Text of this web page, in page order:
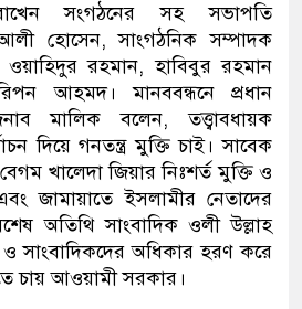
সংগঠনের সহ সভাপতি
হোসেন, সাংগঠনিক সম্পাদক
রহমান, হাবিবুর রহমান
আহমদ। মানববন্ধনে প্রধান
মালিক বলেন, তত্ত্বাবধায়ক
দিয়ে গনতন্ত্র মুক্তি চাই। সাবেক
বেগম খালেদা জিয়ার নিঃশর্ত মুক্তি ও
জামায়াতে ইসলামীর নেতাদের
অতিথি সাংবাদিক ওলী উল্লাহ
সাংবাদিকদের অধিকার হরণ করে
চায় আওয়ামী সরকার।